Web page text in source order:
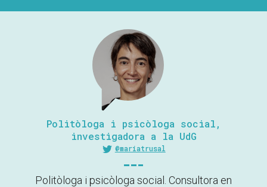
Politòloga i psicòloga social,
investigadora a la UdG
@mariatrusal
Politòloga i psicòloga social. Consultora en